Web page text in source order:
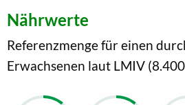
Nährwerte
Referenzmenge für einen
Erwachsenen laut LMIV